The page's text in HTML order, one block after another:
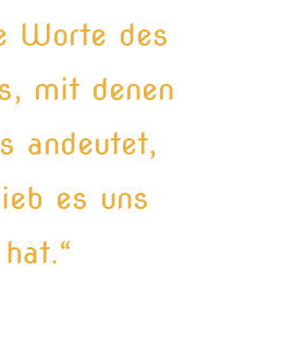
Worte des
mit denen
andeutet,
es uns
hat.“